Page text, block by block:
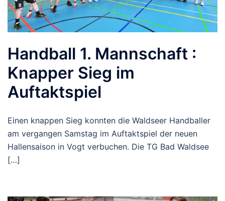
Handball 1. Mannschaft :
Knapper Sieg im
Auftaktspiel
Einen knappen Sieg konnten die Waldseer Handballer
am vergangen Samstag im Auftaktspiel der neuen
Hallensaison in Vogt verbuchen. Die TG Bad Waldsee
[…]